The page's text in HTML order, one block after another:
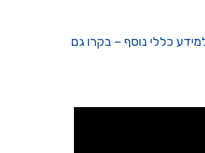
כללי נוסף – בקרו גם